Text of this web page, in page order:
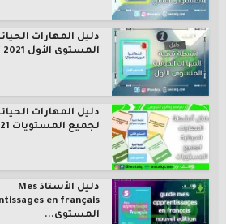
دليل المهارات
المستوى الأول pdf 2021
دليل المهارات
لجميع المستويات 2021
دليل الأستاذ Mes
en français
المستوى...